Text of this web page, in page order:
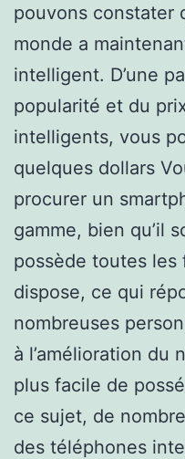
pouvons constater
monde a
intelligent. D’une
popularité et du
intelligents, vous
quelques dollars
procurer un
gamme, bien qu’il
possède toutes
dispose, ce qui
nombreuses
à l’amélioration du
plus facile de
ce sujet, de
des téléphones